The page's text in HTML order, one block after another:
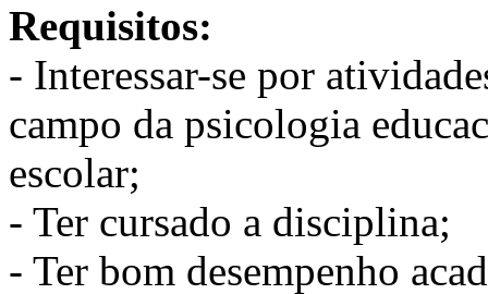
Requisitos:
- Interessar-se por
campo da psicologia
escolar;
- Ter cursado a disciplina;
- Ter bom desempenho